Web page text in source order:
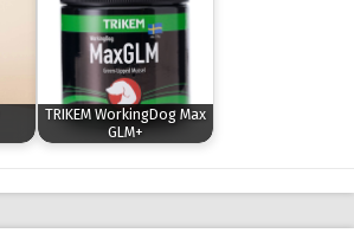
TRIKEM WorkingDog Max
GLM+